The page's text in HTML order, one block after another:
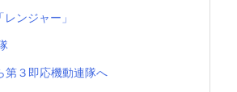
ンジャー」
第３即応機動連隊へ